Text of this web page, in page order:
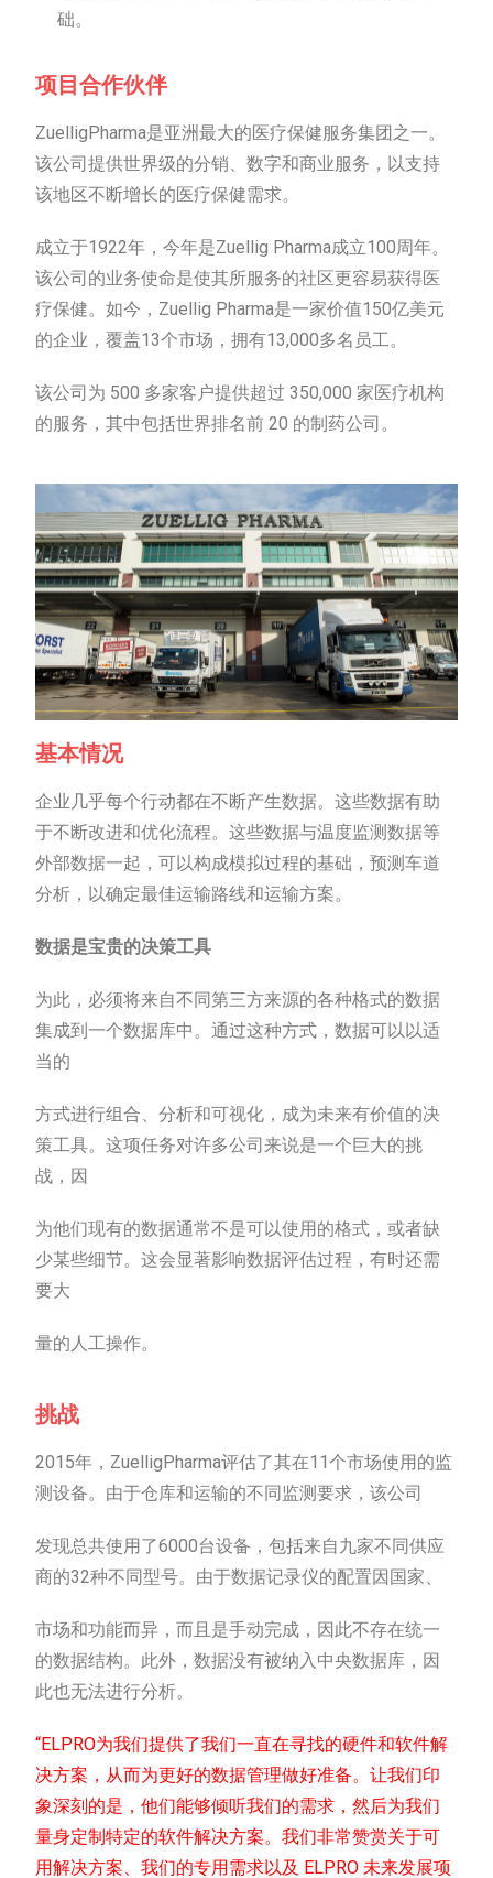
础。
项目合作伙伴
ZuelligPharma是亚洲最大的医疗保健服务集团之一。
该公司提供世界级的分销、数字和商业服务，以支持
该地区不断增长的医疗保健需求。
成立于1922年，今年是Zuellig Pharma成立100周年。
该公司的业务使命是使其所服务的社区更容易获得医
疗保健。如今，Zuellig Pharma是一家价值150亿美元
的企业，覆盖13个市场，拥有13,000多名员工。
该公司为 500 多家客户提供超过 350,000 家医疗机构
的服务，其中包括世界排名前 20 的制药公司。
基本情况
企业几乎每个行动都在不断产生数据。这些数据有助
于不断改进和优化流程。这些数据与温度监测数据等
外部数据一起，可以构成模拟过程的基础，预测车道
分析，以确定最佳运输路线和运输方案。
数据是宝贵的决策工具
为此，必须将来自不同第三方来源的各种格式的数据
集成到一个数据库中。通过这种方式，数据可以以适
当的
方式进行组合、分析和可视化，成为未来有价值的决
策工具。这项任务对许多公司来说是一个巨大的挑
战，因
为他们现有的数据通常不是可以使用的格式，或者缺
少某些细节。这会显著影响数据评估过程，有时还需
要大
量的人工操作。
挑战
2015年，ZuelligPharma评估了其在11个市场使用的监
测设备。由于仓库和运输的不同监测要求，该公司
发现总共使用了6000台设备，包括来自九家不同供应
商的32种不同型号。由于数据记录仪的配置因国家、
市场和功能而异，而且是手动完成，因此不存在统一
的数据结构。此外，数据没有被纳入中央数据库，因
此也无法进行分析。
“ELPRO为我们提供了我们一直在寻找的硬件和软件解
决方案，从而为更好的数据管理做好准备。让我们印
象深刻的是，他们能够倾听我们的需求，然后为我们
量身定制特定的软件解决方案。我们非常赞赏关于可
用解决方案、我们的专用需求以及 ELPRO 未来发展项